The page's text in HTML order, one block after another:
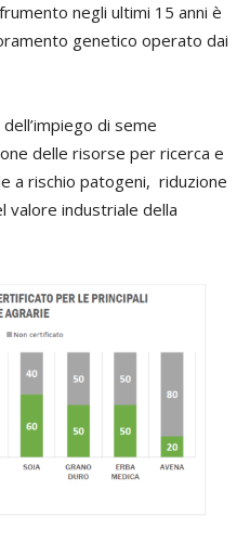
negli ultimi 15 anni è
genetico operato dai
di seme
delle risorse per ricerca e
a rischio patogeni, riduzione
valore industriale della